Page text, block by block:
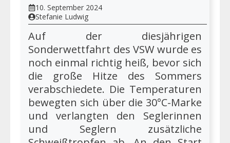
10. September 2024
Stefanie Ludwig
Auf der diesjährigen
Sonderwettfahrt des VSW wurde es
noch einmal richtig heiß, bevor sich
die große Hitze des Sommers
verabschiedete. Die Temperaturen
bewegten sich über die 30°C-Marke
und verlangten den Seglerinnen
und Seglern zusätzliche